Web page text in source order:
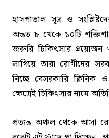
হাসপাতাল সূত্র ও
অন্তত ৮ থেকে ১০টি
জরুরি চিকিৎসার প্রয়োজন
লাগিয়ে তারা রোগীদের
নিচ্ছে বেসরকারি ক্লিনিক
ক্ষেত্রেই চিকিৎসার নামে
প্রত্যন্ত অঞ্চল থেকে আসা